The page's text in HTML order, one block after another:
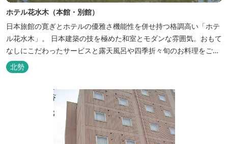
ホテル花水木（本館・別館）
日本旅館の寛ぎとホテルの優雅さ機能性を併せ持つ格調高い「ホテ
ル花水木」。 日本建築の技を極めた和室とモダンな雰囲気。おもて
なしにこだわったサービスと露天風呂や四季折々旬のお料理をご満
喫いただけます。
北勢